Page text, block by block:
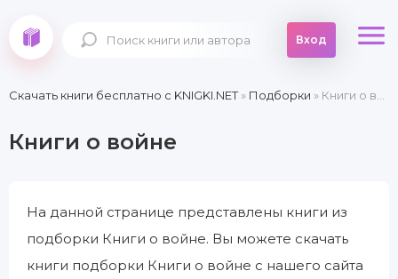
Вход
Скачать книги бесплатно c KNIGKI.NET» Подборки » Книги о войне
Книги о войне
На данной странице представлены книги из
подборки Книги о войне. Вы можете скачать
книги подборки Книги о войне с нашего сайта